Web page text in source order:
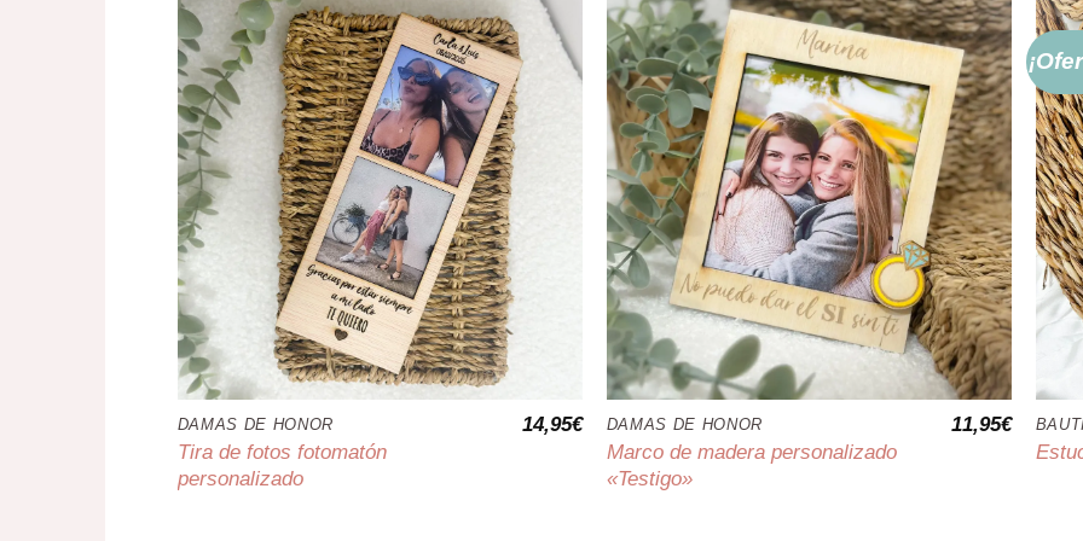
DAMAS DE HONOR
Tira de fotos fotomatón
personalizado
14,95€ DAMAS DE HONOR
Marco de madera personalizado
«Testigo»
11,95€